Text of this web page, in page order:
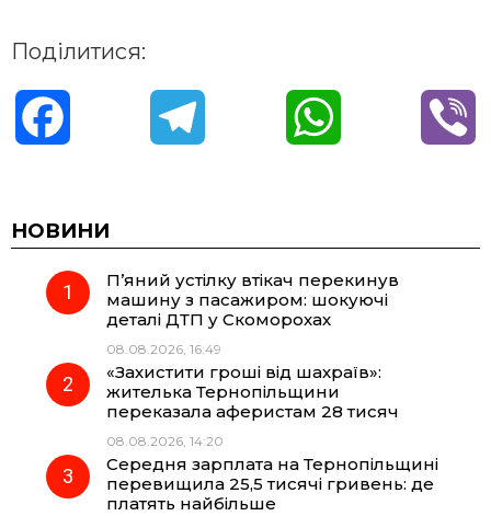
Поділитися:
c
e
o
k
e
r
a
m
t
НОВИНИ
П’яний устілку втікач перекинув
машину з пасажиром: шокуючі
деталі ДТП у Скоморохах
08.08.2026, 16:49
«Захистити гроші від шахраїв»:
жителька Тернопільщини
переказала аферистам 28 тисяч
08.08.2026, 14:20
Середня зарплата на Тернопільщині
перевищила 25,5 тисячі гривень: де
платять найбільше